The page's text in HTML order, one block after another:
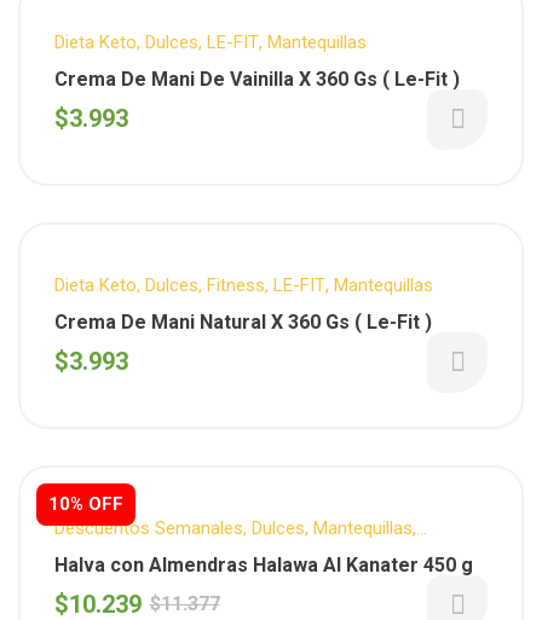
Dieta Keto, Dulces, LE-FIT, Mantequillas
Crema De Mani De Vainilla X 360 Gs ( Le-Fit )
$3.993
Dieta Keto, Dulces, Fitness, LE-FIT, Mantequillas
Crema De Mani Natural X 360 Gs ( Le-Fit )
$3.993
10% OFF
Descuentos Semanales, Dulces, Mantequillas,
Reposteria, Sin T.A.C.C. , Vegano
Halva con Almendras Halawa Al Kanater 450 g
$11.377
$10.239